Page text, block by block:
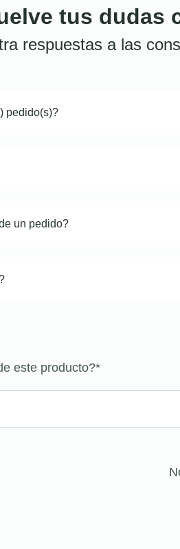
tus dudas
respuestas a las
pedido(s)?
un pedido?
este producto?*